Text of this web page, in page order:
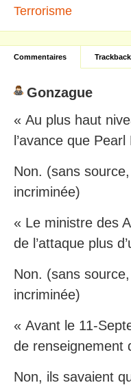
Terrorisme
Commentaires
Gonzague
« Au plus haut
l’avance que
Non. (sans
incriminée)
« Le ministre des
de l’attaque plus
Non. (sans
incriminée)
« Avant le 11-
de renseignement
Non, ils savaient